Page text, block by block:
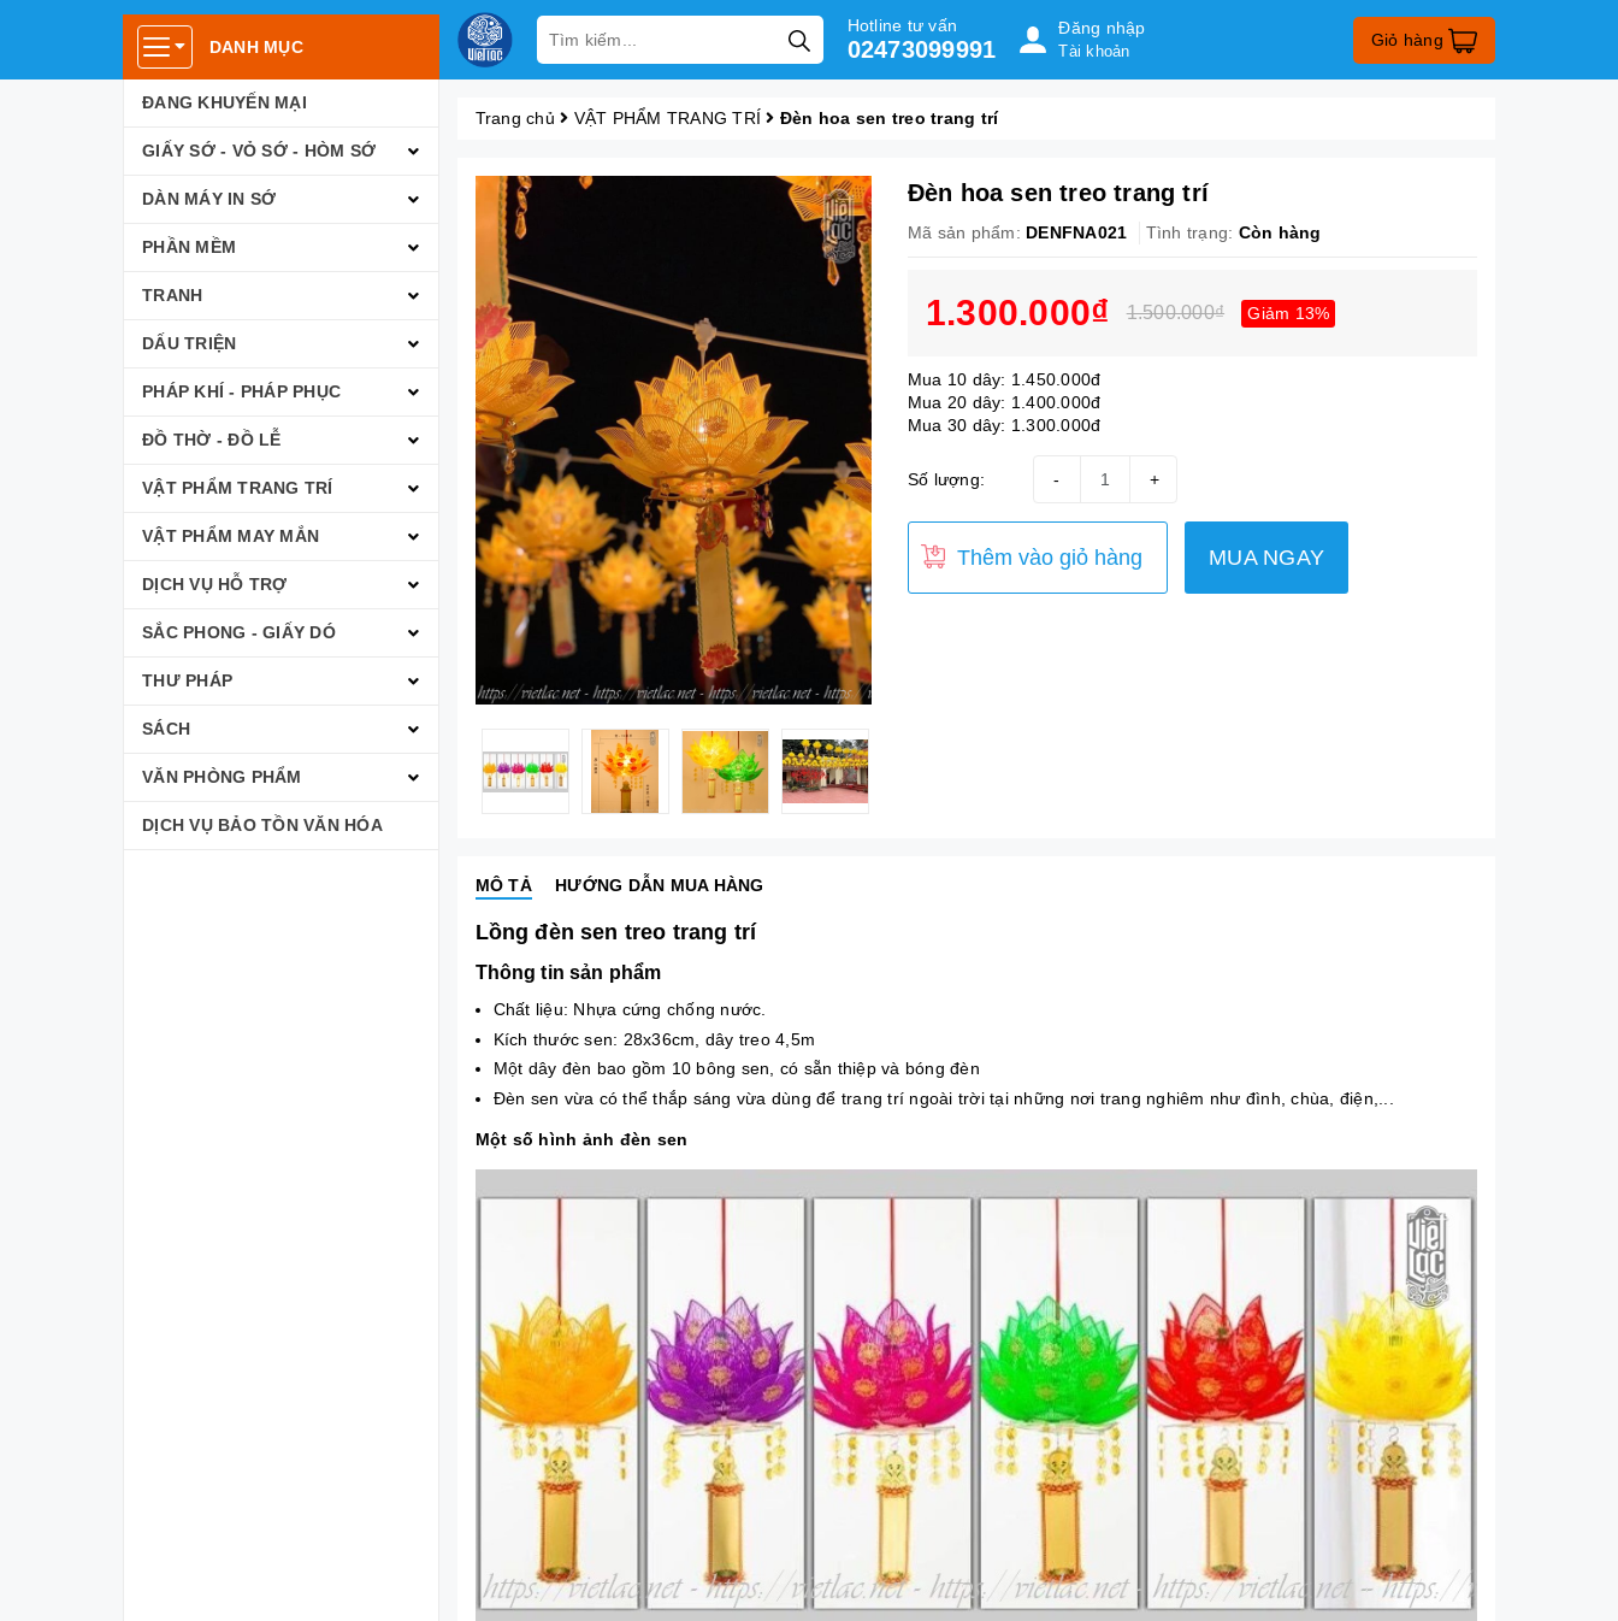
DANH MỤC
ĐANG KHUYẾN MẠI
GIẤY SỚ - VỎ SỚ - HÒM SỚ
DÀN MÁY IN SỚ
PHẦN MỀM
TRANH
DẤU TRIỆN
PHÁP KHÍ - PHÁP PHỤC
ĐỒ THỜ - ĐỒ LỄ
VẬT PHẨM TRANG TRÍ
VẬT PHẨM MAY MẮN
DỊCH VỤ HỖ TRỢ
SẮC PHONG - GIẤY DÓ
THƯ PHÁP
SÁCH
VĂN PHÒNG PHẨM
DỊCH VỤ BẢO TỒN VĂN HÓA
Hotline tư vấn
02473099991
Đăng nhập
Tài khoản
Giỏ hàng
Trang chủ VẬT PHẨM TRANG TRÍ Đèn hoa sen treo trang trí
Đèn hoa sen treo trang trí
Mã sản phẩm: DENFNA021 Tình trạng: Còn hàng
1.300.000₫ 1.500.000₫ Giảm 13%
Mua 10 dây: 1.450.000đ
Mua 20 dây: 1.400.000đ
Mua 30 dây: 1.300.000đ
Số lượng: +
-
Thêm vào giỏ hàng MUA NGAY
MÔ TẢ HƯỚNG DẪN MUA HÀNG
Lồng đèn sen treo trang trí
Thông tin sản phẩm
Chất liệu: Nhựa cứng chống nước.
Kích thước sen: 28x36cm, dây treo 4,5m
Một dây đèn bao gồm 10 bông sen, có sẵn thiệp và bóng đèn
Đèn sen vừa có thể thắp sáng vừa dùng để trang trí ngoài trời tại những nơi trang nghiêm như đình, chùa, điện,...
Một số hình ảnh đèn sen